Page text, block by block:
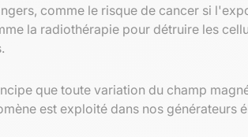
comme le risque de cancer si
la radiothérapie pour détruire les
que toute variation du champ
est exploité dans nos générateurs